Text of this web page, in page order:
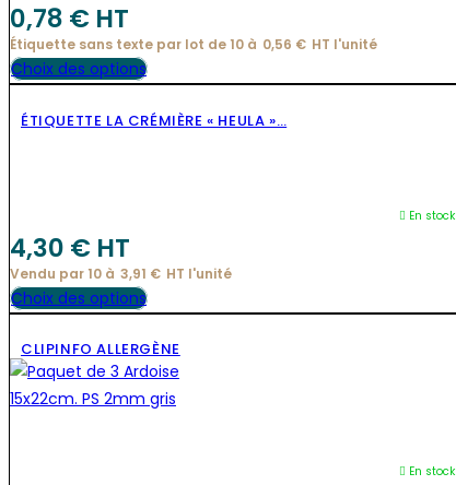
0,78 € HT
Étiquette sans texte par lot de 10 à 0,56 € HT l'unité
Choix des optionsCe
a
choisies
sur
la
page
ÉTIQUETTE LA CRÉMIÈRE « HEULA »…
En
4,30 € HT
Vendu par 10 à 3,91 € HT l'unité
Choix des optionsCe
a
plusieurs
variations.
CLIPINFO ALLERGÈNE
En